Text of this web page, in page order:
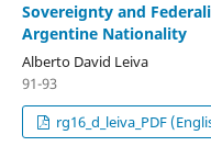
Sovereignty and
Argentine Nationality
Alberto David Leiva
91-93
rg16_d_leiva_PDF